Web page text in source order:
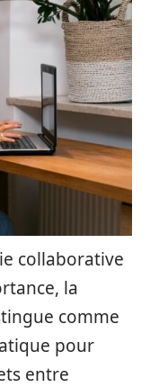
collaborative
la
comme
pour
entre